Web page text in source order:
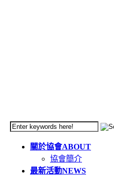
關於協會ABOUT
協會簡介
最新活動NEWS